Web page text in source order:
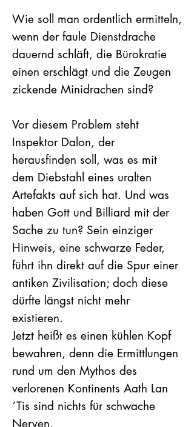
Wie soll man ordentlich ermitteln,
wenn der faule Dienstdrache
dauernd schläft, die Bürokratie
einen erschlägt und die Zeugen
zickende Minidrachen sind?
Vor diesem Problem steht
Inspektor Dalon, der
herausfinden soll, was es mit
dem Diebstahl eines uralten
Artefakts auf sich hat. Und was
haben Gott und Billiard mit der
Sache zu tun? Sein einziger
Hinweis, eine schwarze Feder,
führt ihn direkt auf die Spur einer
antiken Zivilisation; doch diese
dürfte längst nicht mehr
existieren.
Jetzt heißt es einen kühlen Kopf
bewahren, denn die Ermittlungen
rund um den Mythos des
verlorenen Kontinents Aath Lan
´Tis sind nichts für schwache
Nerven.